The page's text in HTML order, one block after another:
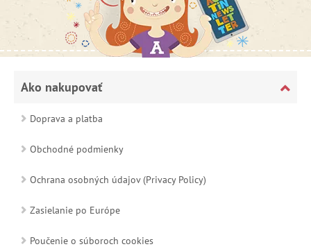
Ako nakupovať
Doprava a platba
Obchodné podmienky
Ochrana osobných údajov (Privacy Policy)
Zasielanie po Európe
Poučenie o súboroch cookies